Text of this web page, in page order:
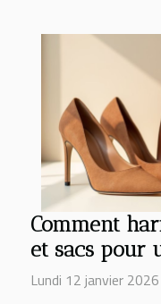
Comment
et sacs pour
Lundi 12 janvier